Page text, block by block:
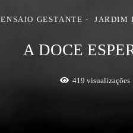
ENSAIO GESTANTE JARDIM
A DOCE
419 visualizações